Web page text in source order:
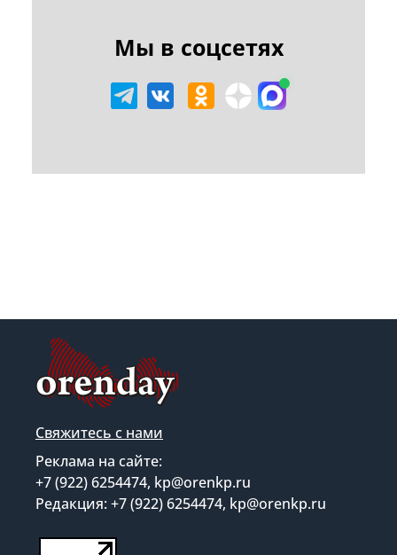
Мы в соцсетях
Свяжитесь с нами
Реклама на сайте:
+7 (922) 6254474, kp@orenkp.ru
Редакция: +7 (922) 6254474, kp@orenkp.ru